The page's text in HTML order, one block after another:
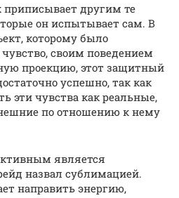
приписывает другим те
он испытывает сам. В
которому было
своим поведением
проекцию, этот защитный
успешно, так как
эти чувства как реальные,
по отношению к нему
является
назвал сублимацией.
направить энергию,